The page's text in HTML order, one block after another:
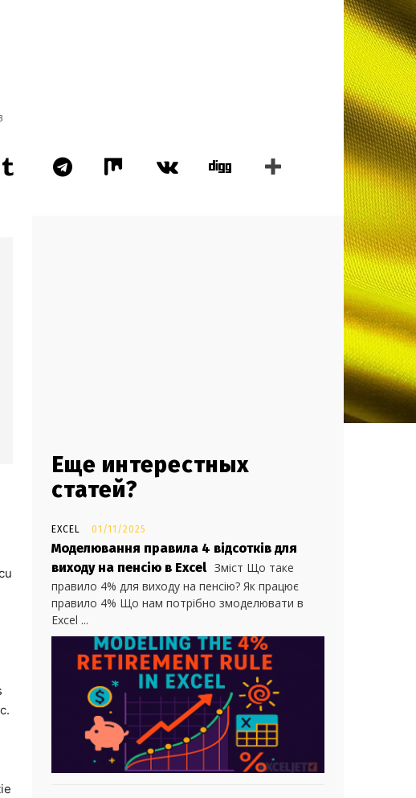
Еще интерестных
статей?
EXCEL 01/11/2025
Моделювання правила 4 відсотків для
виходу на пенсію в Excel Зміст Що таке
правило 4% для виходу на пенсію? Як працює
правило 4% Що нам потрібно змоделювати в
Excel ...